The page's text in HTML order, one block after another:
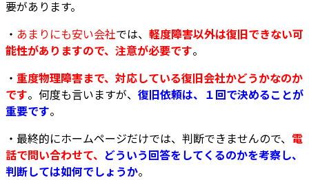
要があります。
・ あまりにも安い会社では、 軽度障害以外は復旧できない可
能性がありますので、注意が必要です。
・ 重度物理障害まで、対応している復旧会社かどうかなのか
です。何度も言いますが、 復旧依頼は、１回で決めることが
重要です。
・最終的にホームページだけでは、判断できませんので、 電
話で問い合わせて、 どういう回答をしてくるのかを考察し、
判断しては如何でしょうか。